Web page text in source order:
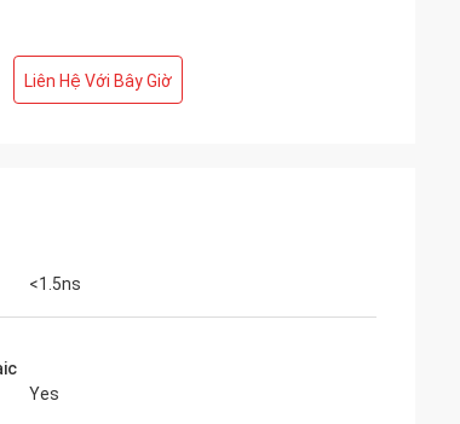
Liên Hệ Với Bây Giờ
<1.5ns
Yes